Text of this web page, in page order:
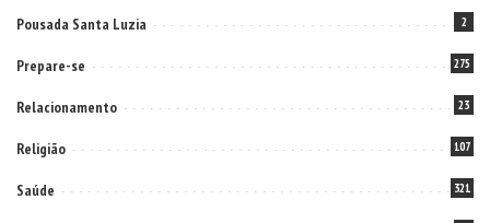
Pousada Santa Luzia 2
Prepare-se 275
Relacionamento 23
Religião 107
Saúde 321